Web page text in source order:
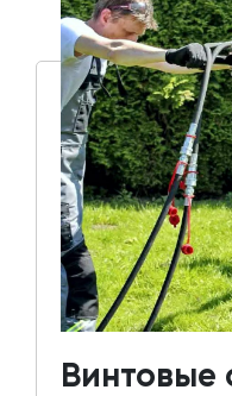
Винтовые